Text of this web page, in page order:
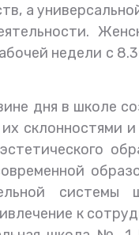
а
недели с
дня в школе
склонностями
системы
к